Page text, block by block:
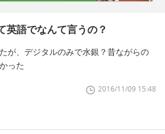
英語でなんて言うの？
が、デジタルのみで水銀？昔ながらの
った
2016/11/09 15:48